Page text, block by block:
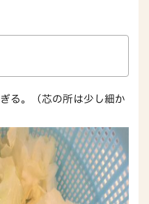
る。（芯の所は少し細か